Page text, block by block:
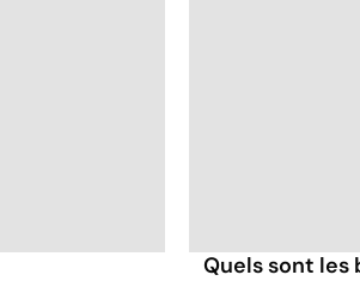
Quels sont les